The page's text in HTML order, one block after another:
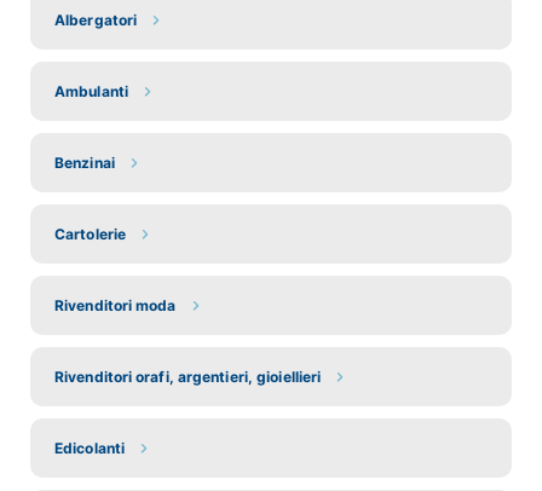
Albergatori
Ambulanti
Benzinai
Cartolerie
Rivenditori moda
Rivenditori orafi, argentieri, gioiellieri
Edicolanti